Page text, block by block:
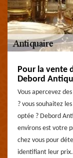
Pour la vente
Debord
Vous apercevez
? vous souhaitez
optée ? Debord
environs est votre
chez vous pour
identifiant leur prix.